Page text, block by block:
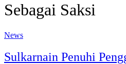
Sebagai Saksi
News
Sulkarnain Penuhi